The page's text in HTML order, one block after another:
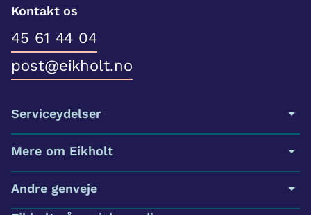
Kontakt os
45 61 44 04
post@eikholt.no
Serviceydelser
Mere om Eikholt
Andre genveje